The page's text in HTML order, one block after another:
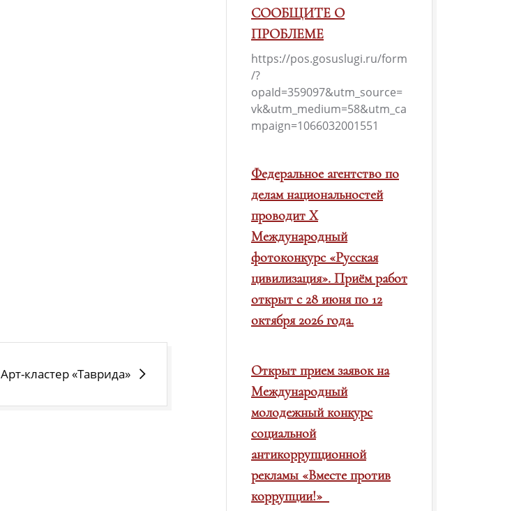
Арт-кластер «Таврида»
СООБЩИТЕ О
ПРОБЛЕМЕ
https://pos.gosuslugi.ru/form
/?
opaId=359097&utm_source=
vk&utm_medium=58&utm_ca
mpaign=1066032001551
Федеральное агентство по
делам национальностей
проводит X
Международный
фотоконкурс «Русская
цивилизация». Приём работ
открыт с 28 июня по 12
октября 2026 года.
Открыт прием заявок на
Международный
молодежный конкурс
социальной
антикоррупционной
рекламы «Вместе против
коррупции!»